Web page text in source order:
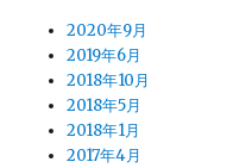
2020年9月
2019年6月
2018年10月
2018年5月
2018年1月
2017年4月